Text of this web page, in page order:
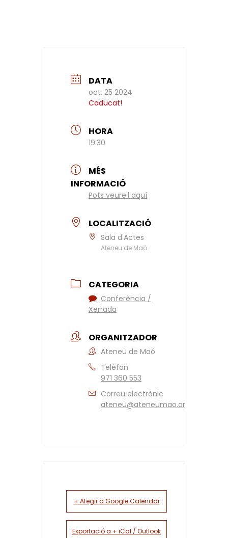
DATA
oct. 25 2024
Caducat!
HORA
19:30
MÉS
INFORMACIÓ
Pots veure'l aquí
LOCALITZACIÓ
Sala d'Actes
Ateneu de Maó
CATEGORIA
Conferència /
Xerrada
ORGANITZADOR
Ateneu de Maó
Telèfon
971 360 553
Correu electrònic
ateneu@ateneumao.org
+ Afegir a Google Calendar
Exportació a + iCal / Outlook